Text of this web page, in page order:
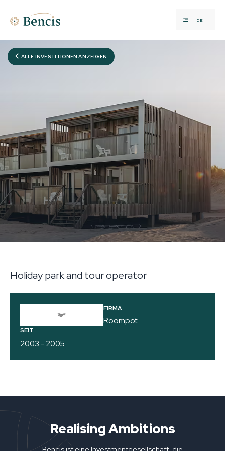
DE
ALLE INVESTITIONEN ANZEIGEN
Holiday park and tour operator
FIRMA
Roompot
SEIT
2003 - 2005
Realising Ambitions